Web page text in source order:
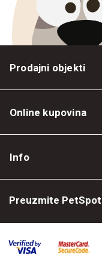
Prodajni objekti
Online kupovina
Info
Preuzmite